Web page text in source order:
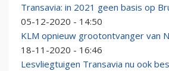
Transavia: in 2021 geen basis op
05-12-2020 - 14:50
KLM opnieuw grootontvanger van
18-11-2020 - 16:46
Lesvliegtuigen Transavia nu ook